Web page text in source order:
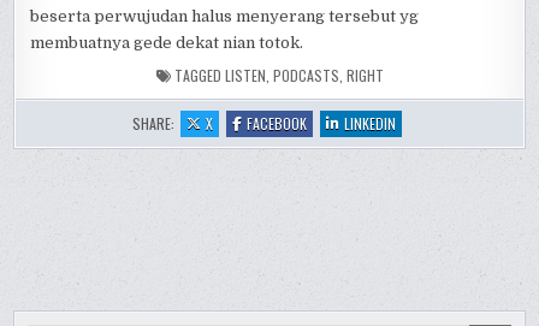
beserta perwujudan halus menyerang tersebut yg
membuatnya gede dekat nian totok.
TAGGED LISTEN PODCASTS RIGHT
SHARE: X:
BEST
MUAY
FACEBOOK:
BEST
MUAY
LINKEDIN
BEST
MUAY